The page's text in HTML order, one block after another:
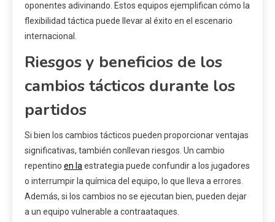
oponentes adivinando. Estos equipos ejemplifican cómo la
flexibilidad táctica puede llevar al éxito en el escenario
internacional.
Riesgos y beneficios de los
cambios tácticos durante los
partidos
Si bien los cambios tácticos pueden proporcionar ventajas
significativas, también conllevan riesgos. Un cambio
repentino en laestrategia puede confundir a los jugadores
o interrumpir la química del equipo, lo que lleva a errores.
Además, si los cambios no se ejecutan bien, pueden dejar
a un equipo vulnerable a contraataques.